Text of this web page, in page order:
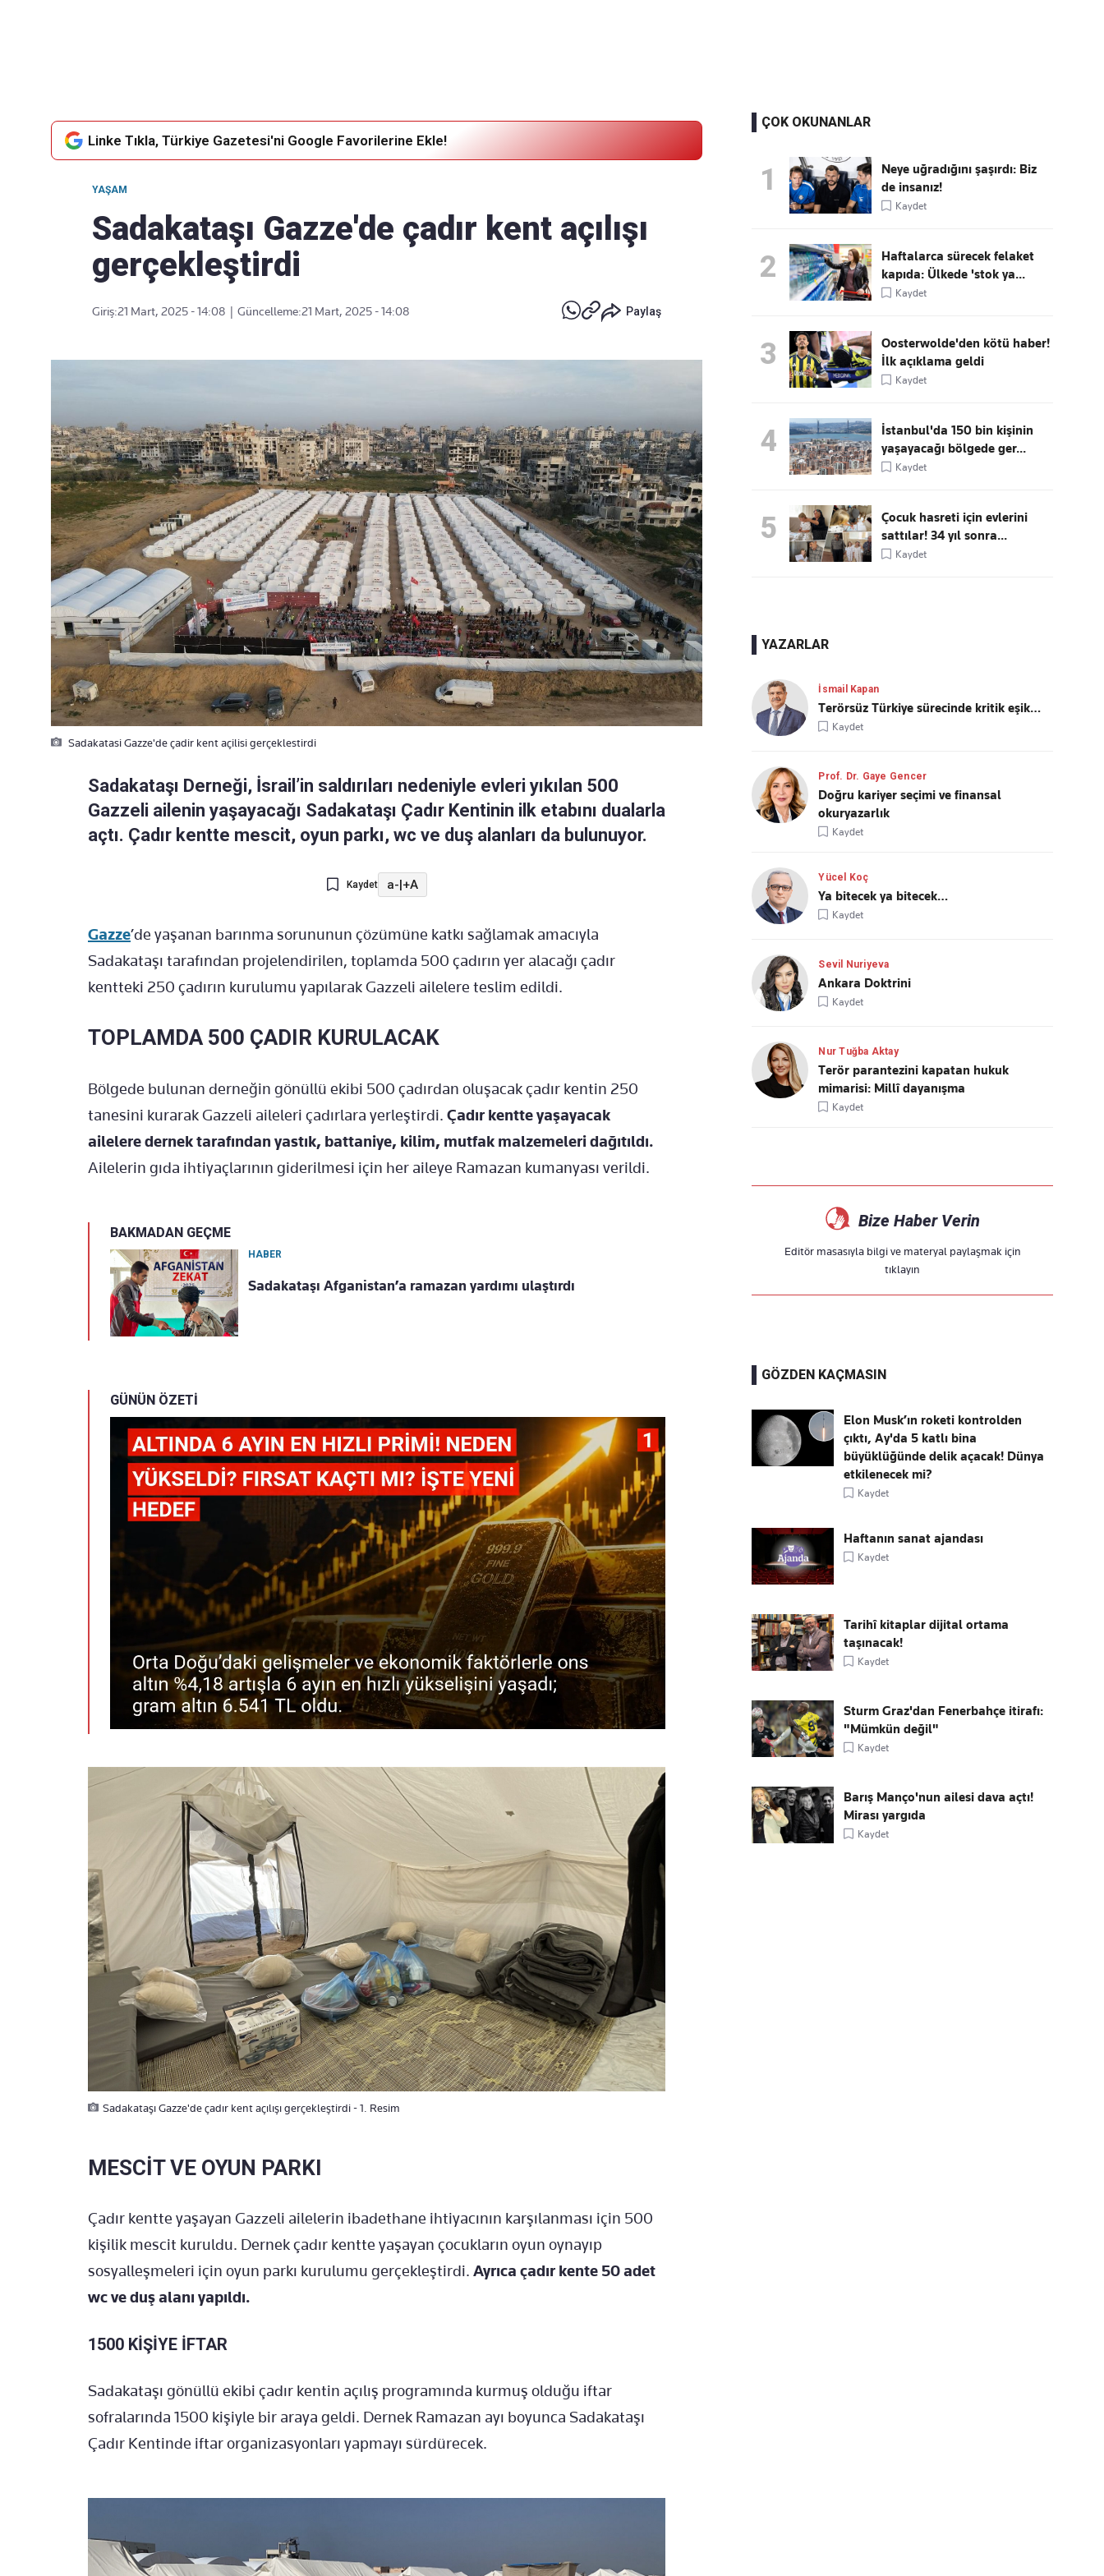
Linke Tıkla, Türkiye Gazetesi'ni Google Favorilerine Ekle!
YAŞAM
Sadakataşı Gazze'de çadır kent açılışı
gerçekleştirdi
Giriş:21 Mart, 2025 - 14:08 Güncelleme:21 Mart, 2025 - 14:08 Paylaş
Sadakatasi Gazze'de çadir kent açilisi gerçeklestirdi
Sadakataşı Derneği, İsrail’in saldırıları nedeniyle evleri yıkılan 500
Gazzeli ailenin yaşayacağı Sadakataşı Çadır Kentinin ilk etabını dualarla
açtı. Çadır kentte mescit, oyun parkı, wc ve duş alanları da bulunuyor.
Kaydet a-|+A
Gazze’de yaşanan barınma sorununun çözümüne katkı sağlamak amacıyla
Sadakataşı tarafından projelendirilen, toplamda 500 çadırın yer alacağı çadır
kentteki 250 çadırın kurulumu yapılarak Gazzeli ailelere teslim edildi.
TOPLAMDA 500 ÇADIR KURULACAK
Bölgede bulunan derneğin gönüllü ekibi 500 çadırdan oluşacak çadır kentin 250
tanesini kurarak Gazzeli aileleri çadırlara yerleştirdi. Çadır kentte yaşayacak
ailelere dernek tarafından yastık, battaniye, kilim, mutfak malzemeleri dağıtıldı.
Ailelerin gıda ihtiyaçlarının giderilmesi için her aileye Ramazan kumanyası verildi.
BAKMADAN GEÇME
HABER
Sadakataşı Afganistan’a ramazan yardımı ulaştırdı
GÜNÜN ÖZETİ
Sadakataşı Gazze'de çadır kent açılışı gerçekleştirdi - 1. Resim
MESCİT VE OYUN PARKI
Çadır kentte yaşayan Gazzeli ailelerin ibadethane ihtiyacının karşılanması için 500
kişilik mescit kuruldu. Dernek çadır kentte yaşayan çocukların oyun oynayıp
sosyalleşmeleri için oyun parkı kurulumu gerçekleştirdi. Ayrıca çadır kente 50 adet
wc ve duş alanı yapıldı.
1500 KİŞİYE İFTAR
Sadakataşı gönüllü ekibi çadır kentin açılış programında kurmuş olduğu iftar
sofralarında 1500 kişiyle bir araya geldi. Dernek Ramazan ayı boyunca Sadakataşı
Çadır Kentinde iftar organizasyonları yapmayı sürdürecek.
ÇOK OKUNANLAR
1
Neye uğradığını şaşırdı: Biz
de insanız!
Kaydet
2
Haftalarca sürecek felaket
kapıda: Ülkede 'stok ya...
Kaydet
3
Oosterwolde'den kötü haber!
İlk açıklama geldi
Kaydet
4
İstanbul'da 150 bin kişinin
yaşayacağı bölgede ger...
Kaydet
5
Çocuk hasreti için evlerini
sattılar! 34 yıl sonra...
Kaydet
YAZARLAR
İsmail Kapan
Terörsüz Türkiye sürecinde kritik eşik…
Kaydet
Prof. Dr. Gaye Gencer
Doğru kariyer seçimi ve finansal
okuryazarlık
Kaydet
Yücel Koç
Ya bitecek ya bitecek…
Kaydet
Sevil Nuriyeva
Ankara Doktrini
Kaydet
Nur Tuğba Aktay
Terör parantezini kapatan hukuk
mimarisi: Millî dayanışma
Kaydet
Bize Haber Verin
Editör masasıyla bilgi ve materyal paylaşmak için
tıklayın
GÖZDEN KAÇMASIN
Elon Musk’ın roketi kontrolden
çıktı, Ay'da 5 katlı bina
büyüklüğünde delik açacak! Dünya
etkilenecek mi?
Kaydet
Haftanın sanat ajandası
Kaydet
Tarihî kitaplar dijital ortama
taşınacak!
Kaydet
Sturm Graz'dan Fenerbahçe itirafı:
"Mümkün değil"
Kaydet
Barış Manço'nun ailesi dava açtı!
Mirası yargıda
Kaydet